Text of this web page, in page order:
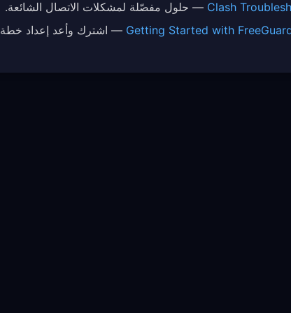
Clash — حلول مفصّلة لمشكلات الاتصال الشائعة.
Getting Started with — اشترك وأعد إعداد خطة FreeGuard VPN الخاصة بك.